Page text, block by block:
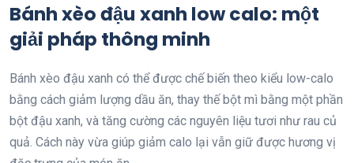
Bánh xèo đậu xanh low calo: một
giải pháp thông minh
Bánh xèo đậu xanh có thể được chế biến theo kiểu low-calo
bằng cách giảm lượng dầu ăn, thay thế bột mì bằng một phần
bột đậu xanh, và tăng cường các nguyên liệu tươi như rau củ
quả. Cách này vừa giúp giảm calo lại vẫn giữ được hương vị